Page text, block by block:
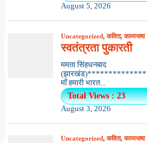
August 5, 2026
Uncategorized,कविता,काव्यभाषा
स्वतंत्रता पुकारती
ममता सिंहधनबाद
माँ हमारी भारत...
Total Views : 23
August 3, 2026
Uncategorized,कविता,काव्यभाषा